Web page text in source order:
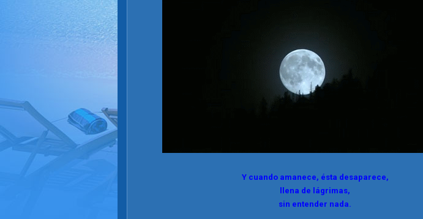
Y cuando amanece, ésta desaparece,
llena de lágrimas,
sin entender nada.